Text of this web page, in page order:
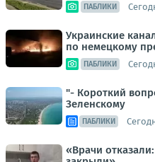
ПАБЛИКИ
Украинские
по немецкому
ПАБЛИКИ
"- Короткий
Зеленскому
ПАБЛИКИ
«Врачи